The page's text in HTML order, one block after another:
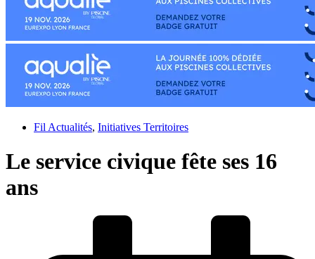
Fil Actualités, Initiatives Territoires
Le service civique fête ses 16
ans